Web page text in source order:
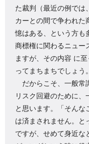
た裁判（最近の例では
カーとの間で争われた
憶はある、という方も
商標権に関わるニュー
ますが、その内容 に
ってまちまちでしょう。
だからこそ、一般常
リスク回避のために
と思います。「そんな
は済まされません。と
ですが、せめて身近な